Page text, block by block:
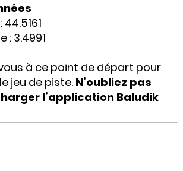
: 3.4991
à ce point de départ pour
jeu de piste. N’oubliez pas
l’application Baludik